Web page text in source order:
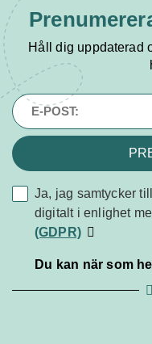
Håll dig uppdaterad
Ja, jag samtycker
digitalt i enlighet
(GDPR)
Du kan när som